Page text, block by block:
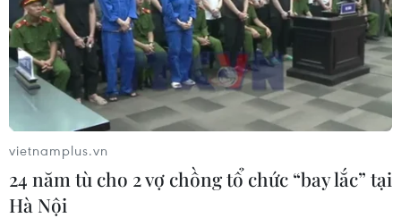
vietnamplus.vn
24 năm tù cho 2 vợ chồng tổ chức “bay lắc” tại
Hà Nội